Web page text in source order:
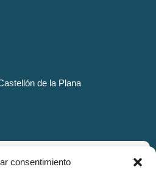
consentimiento
de la Plana